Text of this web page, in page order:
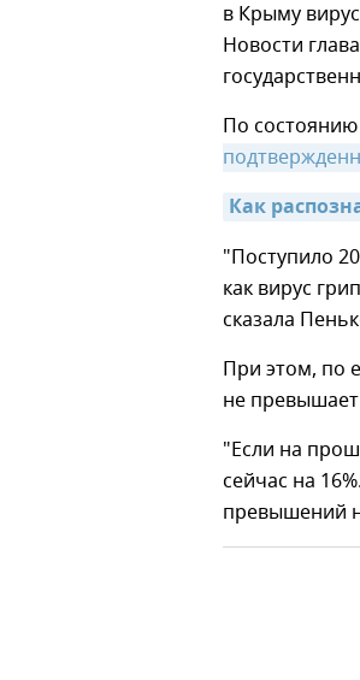
в Крыму
Новости
По
Как
"Поступило
как вирус
сказала
При этом, по
не
"Если на
сейчас на
превышений